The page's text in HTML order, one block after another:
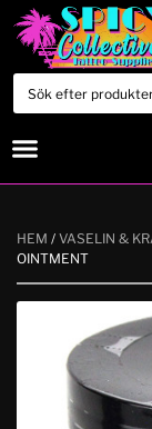
HEM / VASELIN &
OINTMENT